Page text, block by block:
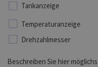
Tankanzeige
Temperaturanzeige
Drehzahlmesser
Beschreiben Sie hier